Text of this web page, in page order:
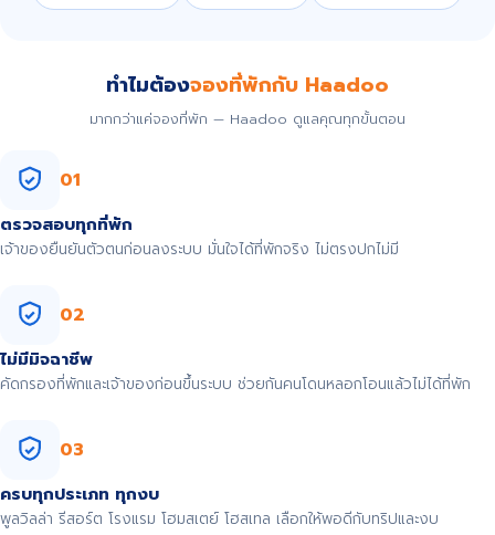
ทำไมต้องจองที่พักกับ Haadoo
มากกว่าแค่จองที่พัก — Haadoo ดูแลคุณทุกขั้นตอน
01
ตรวจสอบทุกที่พัก
เจ้าของยืนยันตัวตนก่อนลงระบบ มั่นใจได้ที่พักจริง ไม่ตรงปกไม่มี
02
ไม่มีมิจฉาชีพ
คัดกรองที่พักและเจ้าของก่อนขึ้นระบบ ช่วยกันคนโดนหลอกโอนแล้วไม่ได้ที่พัก
03
ครบทุกประเภท ทุกงบ
พูลวิลล่า รีสอร์ต โรงแรม โฮมสเตย์ โฮสเทล เลือกให้พอดีกับทริปและงบ